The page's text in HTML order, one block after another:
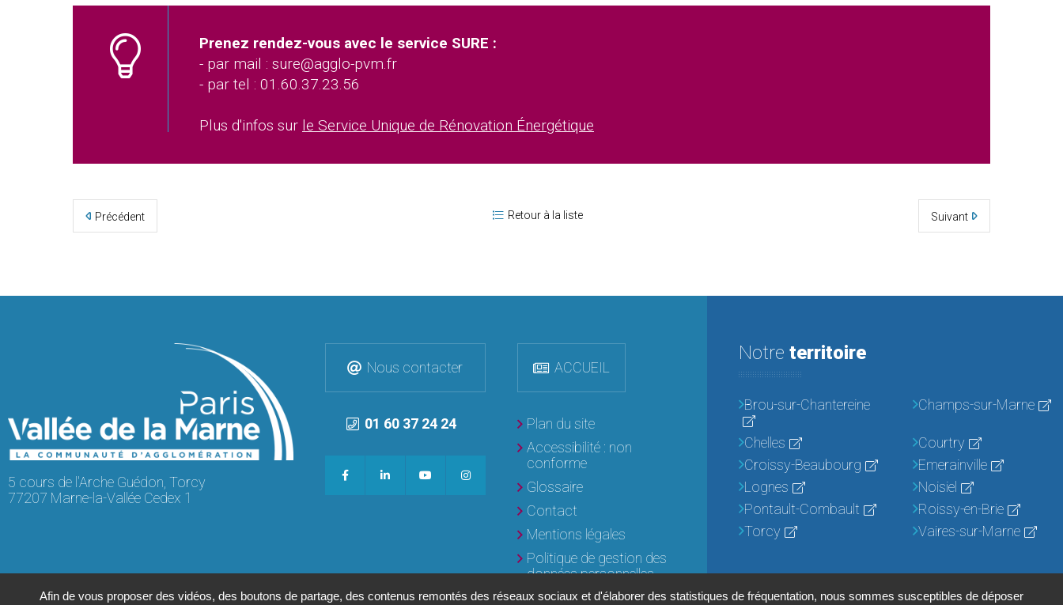
Afin de vous proposer des vidéos, des boutons de partage, des contenus remontés des réseaux sociaux et d'élaborer des statistiques de fréquentation, nous sommes susceptibles de déposer
Prenez rendez-vous avec le service SURE :
- par mail : sure@agglo-pvm.fr
- par tel : 01.60.37.23.56
Plus d'infos sur le Service Unique de Rénovation Énergétique
Précédent Retour à la liste Suivant
5 cours de l'Arche Guédon, Torcy
77207 Marne-la-Vallée Cedex 1
Nous contacter
01 60 37 24 24
ACCUEIL
Plan du site
Accessibilité : non
conforme
Glossaire
Contact
Mentions légales
Politique de gestion des
données personnelles
Gestion des cookies
Notre territoire
Brou-sur-Chantereine Champs-sur-Marne
Chelles
Courtry
Croissy-Beaubourg
Emerainville
Lognes
Noisiel
Pontault-Combault
Roissy-en-Brie
Torcy
Vaires-sur-Marne